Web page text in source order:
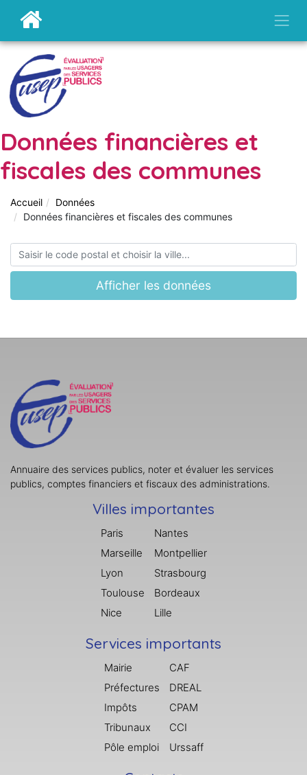
Données financières et
fiscales des communes
Accueil
Données
Données financières et fiscales des communes
Afficher les données
Annuaire des services publics, noter et évaluer les services
publics, comptes financiers et fiscaux des administrations.
Villes importantes
Paris
Marseille
Lyon
Toulouse
Nice
Nantes
Montpellier
Strasbourg
Bordeaux
Lille
Services importants
Mairie
Préfectures
Impôts
Tribunaux
Pôle emploi
CAF
DREAL
CPAM
CCI
Urssaff